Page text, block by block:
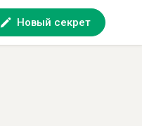
Новый секрет